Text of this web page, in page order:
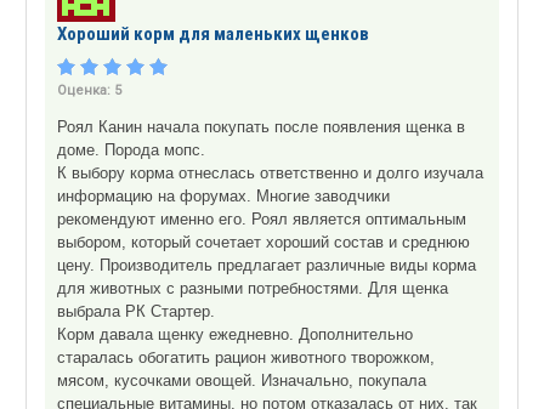
Хороший корм для маленьких щенков
Оценка: 5
Роял Канин начала покупать после появления щенка в
доме. Порода мопс.
К выбору корма отнеслась ответственно и долго изучала
информацию на форумах. Многие заводчики
рекомендуют именно его. Роял является оптимальным
выбором, который сочетает хороший состав и среднюю
цену. Производитель предлагает различные виды корма
для животных с разными потребностями. Для щенка
выбрала РК Стартер.
Корм давала щенку ежедневно. Дополнительно
старалась обогатить рацион животного творожком,
мясом, кусочками овощей. Изначально, покупала
специальные витамины, но потом отказалась от них, так